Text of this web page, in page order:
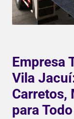
Empresa
Vila
Carretos,
para